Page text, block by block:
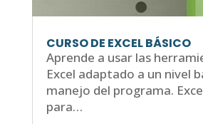
CURSO DE EXCEL BÁSICO
Aprende a usar las
Excel adaptado a un nivel
manejo del programa.
para…